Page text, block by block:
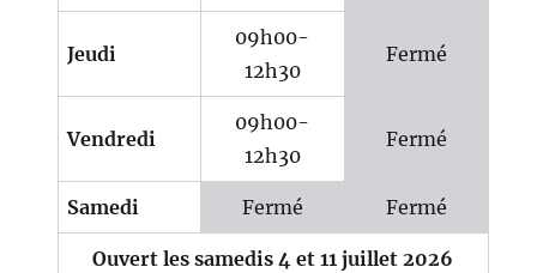
Jeudi
09h00-
12h30
Fermé
Vendredi
09h00-
12h30
Fermé
Samedi Fermé Fermé
Ouvert les samedis 4 et 11 juillet 2026